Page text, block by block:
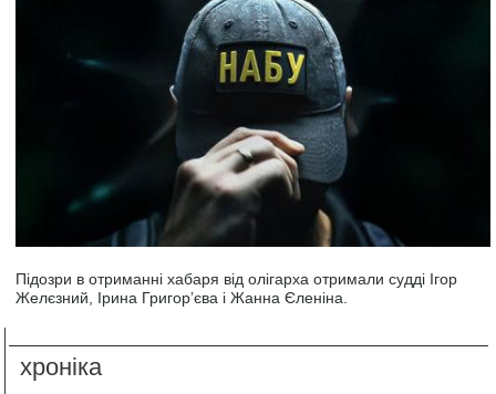
Підозри в отриманні хабаря від олігарха отримали судді Ігор
Желєзний, Ірина Григорʼєва і Жанна Єленіна.
хроніка